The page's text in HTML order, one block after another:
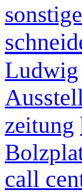
Ludwig
zeitung
call